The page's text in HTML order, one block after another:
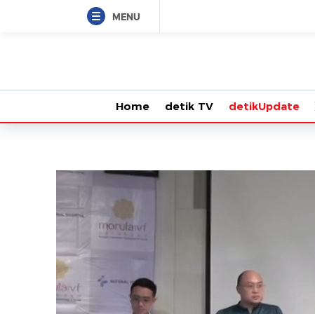
MENU
Home detik TV detikUpdate